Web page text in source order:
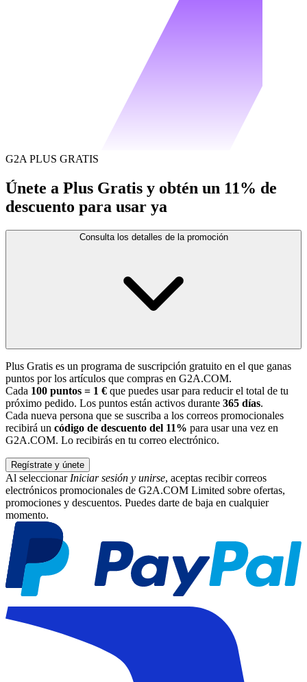
G2A PLUS GRATIS
Únete a Plus Gratis y obtén un 11% de
descuento para usar ya
Consulta los detalles de la promoción
Plus Gratis es un programa de suscripción gratuito en el que ganas
puntos por los artículos que compras en G2A.COM.
Cada 100 puntos = 1 € que puedes usar para reducir el total de tu
próximo pedido. Los puntos están activos durante 365 días.
Cada nueva persona que se suscriba a los correos promocionales
recibirá un código de descuento del 11% para usar una vez en
G2A.COM. Lo recibirás en tu correo electrónico.
Regístrate y únete
Al seleccionar Iniciar sesión y unirse, aceptas recibir correos
electrónicos promocionales de G2A.COM Limited sobre ofertas,
promociones y descuentos. Puedes darte de baja en cualquier
momento.